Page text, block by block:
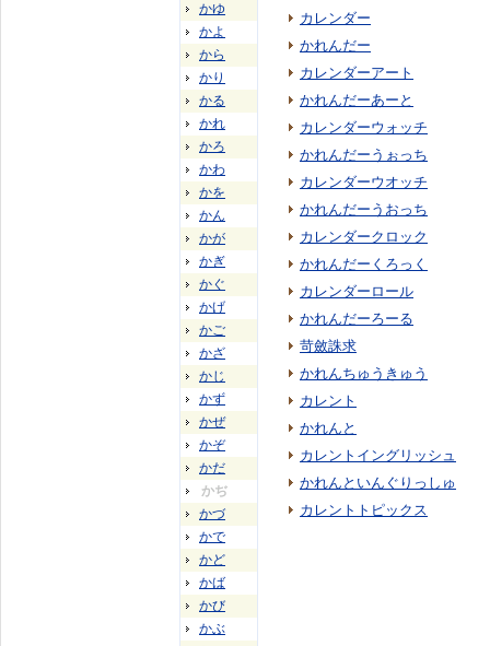
かゆ
かよ
から
かり
かる
かれ
かろ
かわ
かを
かん
かが
かぎ
かぐ
かげ
かご
かざ
かじ
かず
かぜ
かぞ
かだ
かぢ
かづ
かで
かど
かば
かび
かぶ
カレンダー
かれんだー
カレンダーアート
かれんだーあーと
カレンダーウォッチ
かれんだーうぉっち
カレンダーウオッチ
かれんだーうおっち
カレンダークロック
かれんだーくろっく
カレンダーロール
かれんだーろーる
苛斂誅求
かれんちゅうきゅう
カレント
かれんと
カレントイングリッシュ
かれんといんぐりっしゅ
カレントトピックス